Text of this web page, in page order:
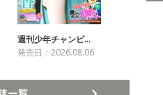
週刊少年チャンピ…
発売日：2026.08.06